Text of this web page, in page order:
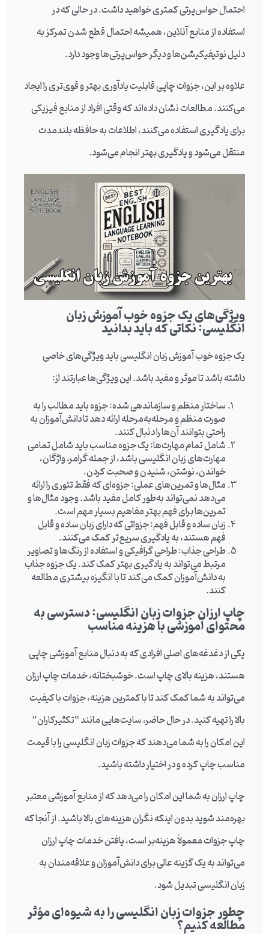
احتمال حواس‌پرتی کمتری خواهید داشت. در حالی که در
استفاده از منابع آنلاین، همیشه احتمال قطع شدن تمرکز به
دلیل نوتیفیکیشن‌ها و دیگر حواس‌پرتی‌ها وجود دارد.
علاوه بر این، جزوات چاپی قابلیت یادآوری بهتر و قوی‌تری را ایجاد
می‌کنند. مطالعات نشان داده‌اند که وقتی افراد از منابع فیزیکی
برای یادگیری استفاده می‌کنند، اطلاعات به حافظه بلندمدت
منتقل می‌شود و یادگیری بهتر انجام می‌شود.
ویژگی‌های یک جزوه خوب آموزش زبان
انگلیسی: نکاتی که باید بدانید
یک جزوه خوب آموزش زبان انگلیسی باید ویژگی‌های خاصی
داشته باشد تا موثر و مفید باشد. این ویژگی‌ها عبارتند از:
ساختار منظم و سازماندهی شده: جزوه باید مطالب را به
صورت منظم و مرحله‌به‌مرحله ارائه دهد تا دانش‌آموزان به
راحتی بتوانند آن‌ها را دنبال کنند.
شامل تمام مهارت‌ها: یک جزوه مناسب باید شامل تمامی
مهارت‌های زبان انگلیسی باشد، از جمله گرامر، واژگان،
خواندن، نوشتن، شنیدن و صحبت کردن.
مثال‌ها و تمرین‌های عملی: جزوه‌ای که فقط تئوری را ارائه
می‌دهد نمی‌تواند به‌طور کامل مفید باشد. وجود مثال‌ها و
تمرین‌ها برای فهم بهتر مفاهیم بسیار مهم است.
زبان ساده و قابل فهم: جزواتی که دارای زبان ساده و قابل
فهم هستند، به یادگیری سریع‌تر کمک می‌کنند.
طراحی جذاب: طراحی گرافیکی و استفاده از رنگ‌ها و تصاویر
مرتبط می‌تواند به یادگیری بهتر کمک کند. یک جزوه جذاب
به دانش‌آموزان کمک می‌کند تا با انگیزه بیشتری مطالعه
کنند.
چاپ ارزان جزوات زبان انگلیسی: دسترسی به
محتوای آموزشی با هزینه مناسب
یکی از دغدغه‌های اصلی افرادی که به دنبال منابع آموزشی چاپی
هستند، هزینه بالای چاپ است. خوشبختانه، خدمات چاپ ارزان
می‌تواند به شما کمک کند تا با کمترین هزینه، جزوات با کیفیت
بالا را تهیه کنید. در حال حاضر، سایت‌هایی مانند “تکثیرکاران”
این امکان را به شما می‌دهند که جزوات زبان انگلیسی را با قیمت
مناسب چاپ کرده و در اختیار داشته باشید.
چاپ ارزان به شما این امکان را می‌دهد که از منابع آموزشی معتبر
بهره‌مند شوید بدون اینکه نگران هزینه‌های بالا باشید. از آنجا که
چاپ جزوات معمولاً هزینه‌بر است، یافتن خدمات چاپ ارزان
می‌تواند به یک گزینه عالی برای دانش‌آموزان و علاقه‌مندان به
زبان انگلیسی تبدیل شود.
چطور جزوات زبان انگلیسی را به شیوه‌ای مؤثر
مطالعه کنیم؟